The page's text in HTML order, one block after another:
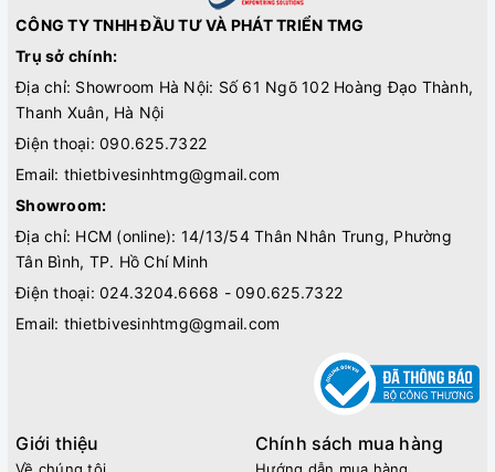
CÔNG TY TNHH ĐẦU TƯ VÀ PHÁT TRIỂN TMG
Trụ sở chính:
Địa chỉ: Showroom Hà Nội: Số 61 Ngõ 102 Hoàng Đạo Thành,
Thanh Xuân, Hà Nội
Điện thoại: 090.625.7322
Email: thietbivesinhtmg@gmail.com
Showroom:
Địa chỉ: HCM (online): 14/13/54 Thân Nhân Trung, Phường
Tân Bình, TP. Hồ Chí Minh
Điện thoại: 024.3204.6668 - 090.625.7322
Email: thietbivesinhtmg@gmail.com
Giới thiệu
Về chúng tôi
Chính sách mua hàng
Hướng dẫn mua hàng